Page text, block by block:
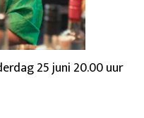
25 juni 20.00 uur